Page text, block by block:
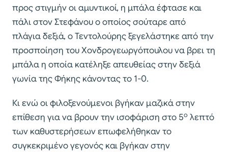
προς στιγμήν οι αμυντικοί, η μπάλα έφτασε και
πάλι στον Στεφάνου ο οποίος σούταρε από
πλάγια δεξιά, ο Τεντολούρης ξεγελάστηκε από την
προσποίηση του Χονδρογεωργόπουλου να βρει τη
μπάλα η οποία κατέληξε απευθείας στην δεξιά
γωνία της Φήκης κάνοντας το 1-0.
Κι ενώ οι φιλοξενούμενοι βγήκαν μαζικά στην
επίθεση για να βρουν την ισοφάριση στο 5ο λεπτό
των καθυστερήσεων επωφελήθηκαν το
συγκεκριμένο γεγονός και βγήκαν στην